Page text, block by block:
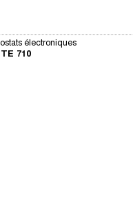
électroniques
710